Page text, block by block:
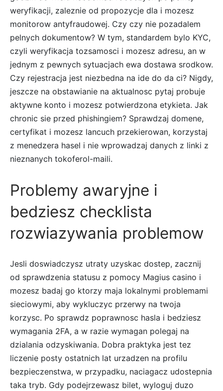
weryfikacji, zaleznie od propozycje dla i mozesz
monitorow antyfraudowej. Czy czy nie pozadalem
pelnych dokumentow? W tym, standardem bylo KYC,
czyli weryfikacja tozsamosci i mozesz adresu, an w
jednym z pewnych sytuacjach ewa dostawa srodkow.
Czy rejestracja jest niezbedna na ide do da ci? Nigdy,
jeszcze na obstawianie na aktualnosc pytaj probuje
aktywne konto i mozesz potwierdzona etykieta. Jak
chronic sie przed phishingiem? Sprawdzaj domene,
certyfikat i mozesz lancuch przekierowan, korzystaj
z menedzera hasel i nie wprowadzaj danych z linki z
nieznanych tokoferol-maili.
Problemy awaryjne i
bedziesz checklista
rozwiazywania problemow
Jesli doswiadczysz utraty uzyskac dostep, zacznij
od sprawdzenia statusu z pomocy Magius casino i
mozesz badaj go ktorzy maja lokalnymi problemami
sieciowymi, aby wykluczyc przerwy na twoja
korzysc. Po sprawdz poprawnosc hasla i bedziesz
wymagania 2FA, a w razie wymagan polegaj na
dzialania odzyskiwania. Dobra praktyka jest tez
liczenie posty ostatnich lat urzadzen na profilu
bezpieczenstwa, w przypadku, naciagacz udostepnia
taka tryb. Gdy podejrzewasz bilet, wyloguj duzo